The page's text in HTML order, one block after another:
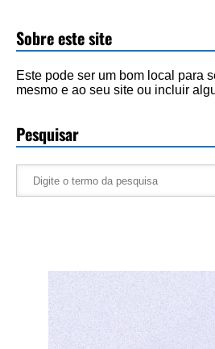
Sobre este site
Este pode ser um bom local para
mesmo e ao seu site ou incluir
Pesquisar